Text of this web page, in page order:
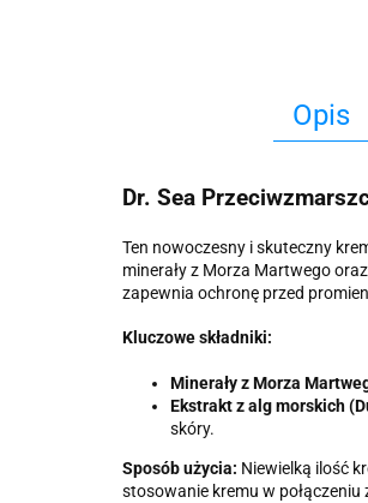
Opis
Dr. Sea
Ten nowoczesny i skuteczny
minerały z Morza Martwego
zapewnia ochronę przed
Kluczowe składniki:
Minerały z Morza
Ekstrakt z alg morskich
skóry.
Sposób użycia: Niewielką ilość
stosowanie kremu w